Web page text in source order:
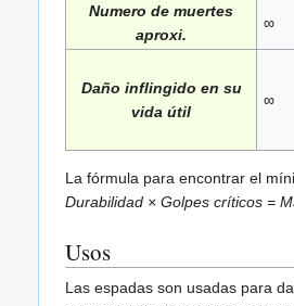
Numero de muertes
aproxi.
∞
Daño inflingido en su
vida útil
∞
La fórmula para encontrar el
Durabilidad × Golpes críticos =
Usos
Las espadas son usadas para